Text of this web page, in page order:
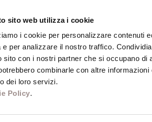
sito web utilizza i cookie
i cookie per personalizzare contenuti
e per analizzare il nostro traffico.
sito con i nostri partner che si occupano
combinarle con altre
dei loro servizi.
Policy.
Biblioteca Centro
e il dono